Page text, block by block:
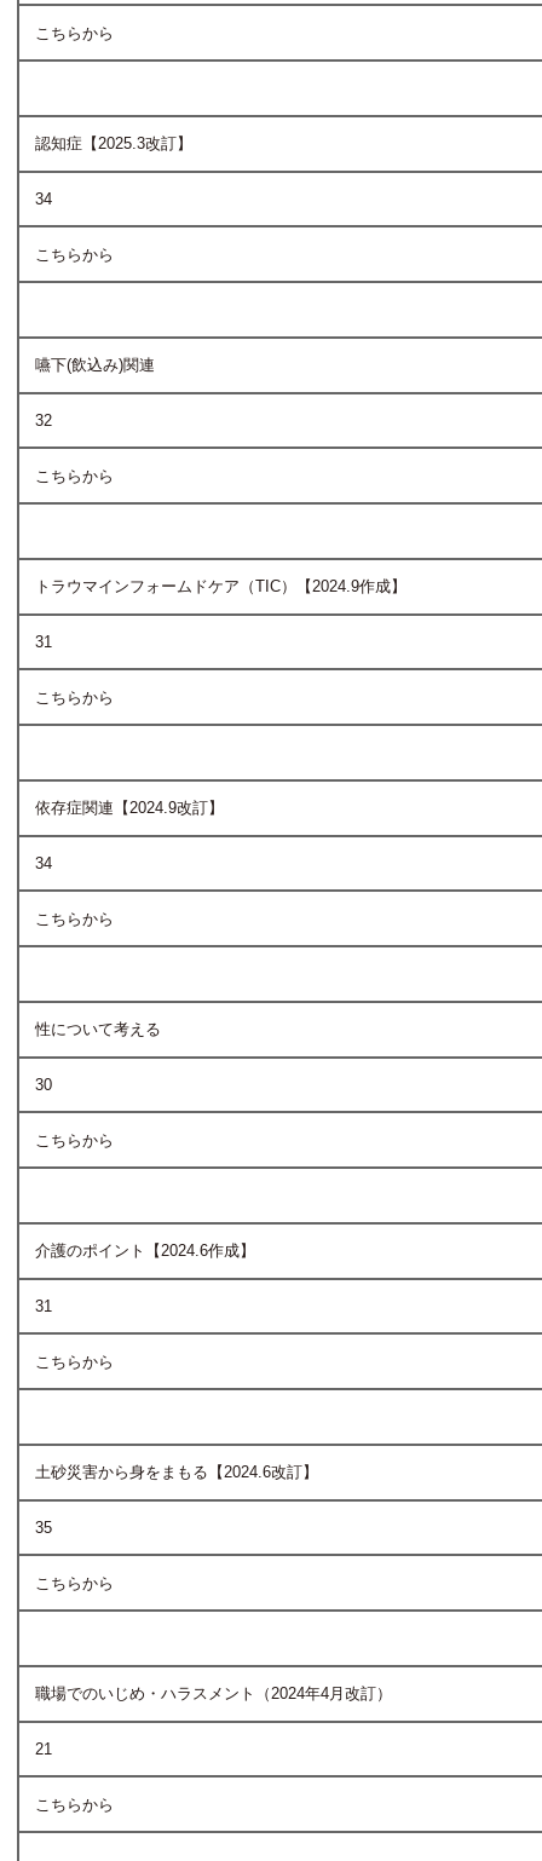
こちらから
認知症【2025.3改訂】
34
こちらから
嚥下(飲込み)関連
32
こちらから
トラウマインフォームドケア（TIC）【2024.9作成】
31
こちらから
依存症関連【2024.9改訂】
34
こちらから
性について考える
30
こちらから
介護のポイント【2024.6作成】
31
こちらから
土砂災害から身をまもる【2024.6改訂】
35
こちらから
職場でのいじめ・ハラスメント（2024年4月改訂）
21
こちらから